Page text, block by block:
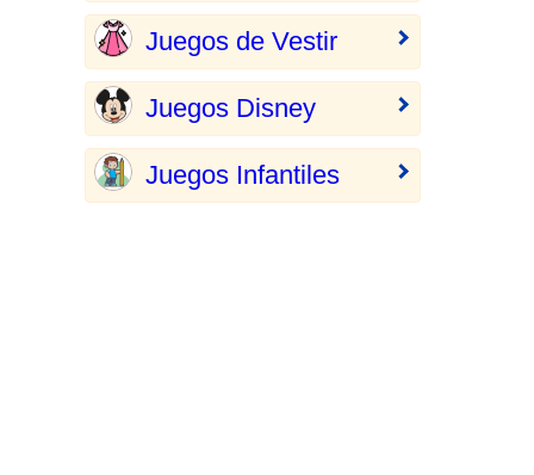
Juegos de Vestir
Juegos Disney
Juegos Infantiles